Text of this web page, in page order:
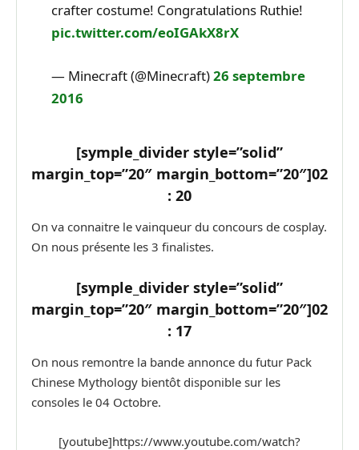
crafter costume! Congratulations Ruthie!
pic.twitter.com/eoIGAkX8rX
— Minecraft (@Minecraft)26 septembre
2016
[symple_divider style=”solid”
margin_top=”20″ margin_bottom=”20″]02
: 20
On va connaitre le vainqueur du concours de cosplay.
On nous présente les 3 finalistes.
[symple_divider style=”solid”
margin_top=”20″ margin_bottom=”20″]02
: 17
On nous remontre la bande annonce du futur Pack
Chinese Mythology bientôt disponible sur les
consoles le 04 Octobre.
[youtube]https://www.youtube.com/watch?